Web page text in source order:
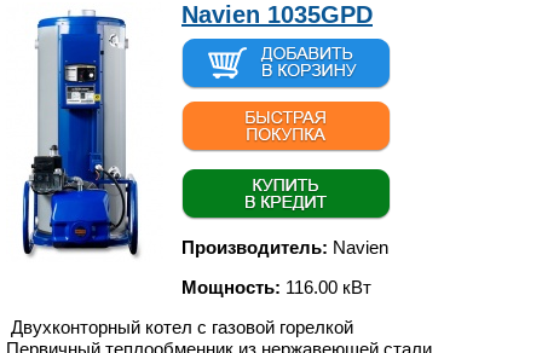
Navien 1035GPD
Производитель: Navien
Мощность: 116.00 кВт
Двухконторный котел с газовой горелкой
Первичный теплообменник из нержавеющей стали